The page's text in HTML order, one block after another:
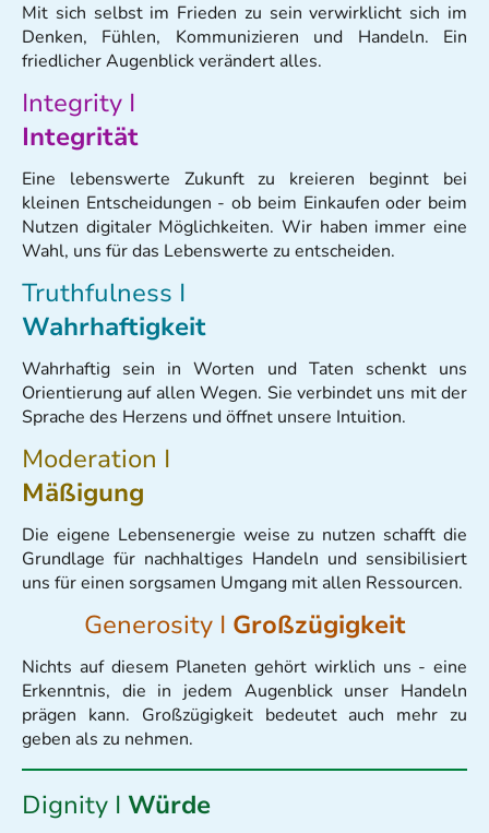
Mit sich selbst im Frieden zu sein verwirklicht sich im
Denken, Fühlen, Kommunizieren und Handeln. Ein
friedlicher Augenblick verändert alles.
Integrity I
Integrität
Eine lebenswerte Zukunft zu kreieren beginnt bei
kleinen Entscheidungen - ob beim Einkaufen oder beim
Nutzen digitaler Möglichkeiten. Wir haben immer eine
Wahl, uns für das Lebenswerte zu entscheiden.
Truthfulness I
Wahrhaftigkeit
Wahrhaftig sein in Worten und Taten schenkt uns
Orientierung auf allen Wegen. Sie verbindet uns mit der
Sprache des Herzens und öffnet unsere Intuition.
Moderation I
Mäßigung
Die eigene Lebensenergie weise zu nutzen schafft die
Grundlage für nachhaltiges Handeln und sensibilisiert
uns für einen sorgsamen Umgang mit allen Ressourcen.
Generosity I Großzügigkeit
Nichts auf diesem Planeten gehört wirklich uns - eine
Erkenntnis, die in jedem Augenblick unser Handeln
prägen kann. Großzügigkeit bedeutet auch mehr zu
geben als zu nehmen.
Dignity I Würde